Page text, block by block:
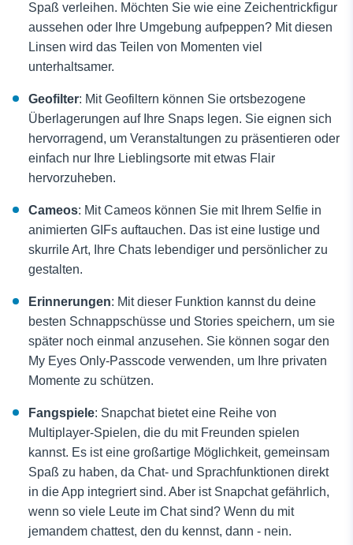
Spaß verleihen. Möchten Sie wie eine Zeichentrickfigur
aussehen oder Ihre Umgebung aufpeppen? Mit diesen
Linsen wird das Teilen von Momenten viel
unterhaltsamer.
Geofilter: Mit Geofiltern können Sie ortsbezogene
Überlagerungen auf Ihre Snaps legen. Sie eignen sich
hervorragend, um Veranstaltungen zu präsentieren oder
einfach nur Ihre Lieblingsorte mit etwas Flair
hervorzuheben.
Cameos: Mit Cameos können Sie mit Ihrem Selfie in
animierten GIFs auftauchen. Das ist eine lustige und
skurrile Art, Ihre Chats lebendiger und persönlicher zu
gestalten.
Erinnerungen: Mit dieser Funktion kannst du deine
besten Schnappschüsse und Stories speichern, um sie
später noch einmal anzusehen. Sie können sogar den
My Eyes Only-Passcode verwenden, um Ihre privaten
Momente zu schützen.
Fangspiele: Snapchat bietet eine Reihe von
Multiplayer-Spielen, die du mit Freunden spielen
kannst. Es ist eine großartige Möglichkeit, gemeinsam
Spaß zu haben, da Chat- und Sprachfunktionen direkt
in die App integriert sind. Aber ist Snapchat gefährlich,
wenn so viele Leute im Chat sind? Wenn du mit
jemandem chattest, den du kennst, dann - nein.